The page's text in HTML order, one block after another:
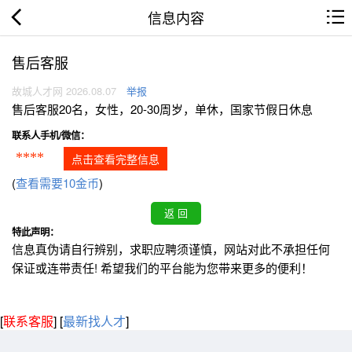
信息内容
售后客服
故城人才网 2026.08.07 举报
售后客服20名，女性，20-30周岁，单休，国家节假日休息
联系人手机/微信：
**** 点击查看完整信息
(查看需要10金币)
特此声明：
信息真伪请自行辨别，求职应聘须谨慎，网站对此不承担任何
保证或连带责任! 希望我们的平台能为您带来更多的便利！
[联系客服] [最新找人才]